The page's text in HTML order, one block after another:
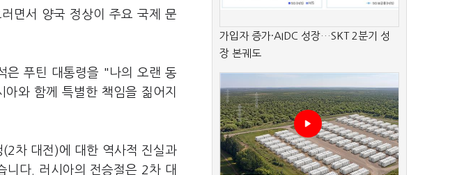
면서 양국 정상이 주요 국제 문
은 푸틴 대통령을 "나의 오랜 동
와 함께 특별한 책임을 짊어지
차 대전)에 대한 역사적 진실과
니다. 러시아의 전승절은 2차 대
가입자 증가·AIDC 성장…SKT 2분기 성
장 본궤도